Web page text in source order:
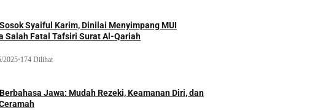
Syaiful Karim, Dinilai Menyimpang MUI
Salah Fatal Tafsiri Surat Al-Qariah
2025•174 Dilihat
Jawa: Mudah Rezeki, Keamanan Diri, dan